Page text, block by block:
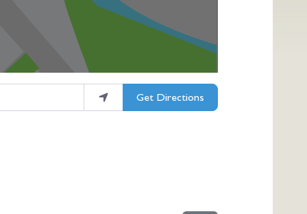
Get Directions